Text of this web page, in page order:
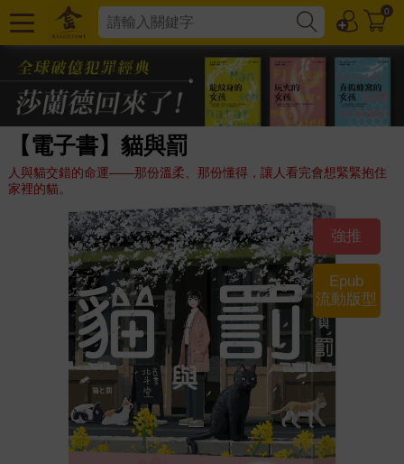
0
【電子書】貓與罰
人與貓交錯的命運——那份溫柔、那份懂得，讓人看完會想緊緊抱住
家裡的貓。
強推
Epub
流動版型